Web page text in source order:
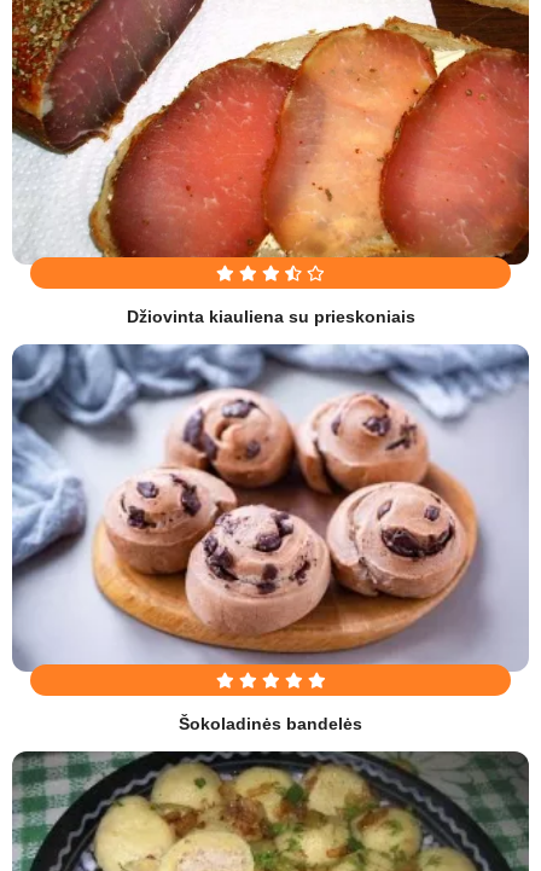
Džiovinta kiauliena su prieskoniais
Šokoladinės bandelės